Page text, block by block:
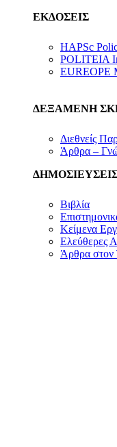
ΕΚΔΟΣΕΙΣ
HAPSc
POLITEIA
EUREOPE
ΔΕΞΑΜΕΝΗ
Διεθνείς
Άρθρα –
Βιβλία
Κείμενα
Ελεύθερες
Άρθρα στον